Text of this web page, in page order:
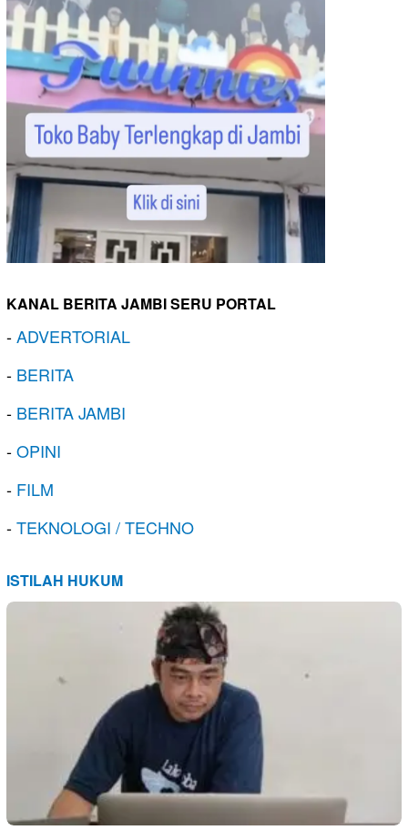
KANAL BERITA JAMBI SERU PORTAL
-ADVERTORIAL
- BERITA
- BERITA JAMBI
-OPINI
- FILM
-TEKNOLOGI / TECHNO
ISTILAH HUKUM